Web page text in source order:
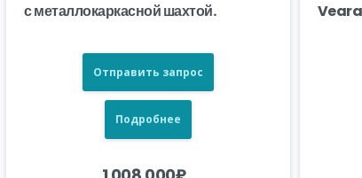
с металлокаркасной шахтой.
Отправить запрос
Подробнее